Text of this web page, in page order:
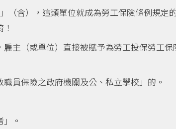
（含），這類單位就成為勞工保險條例規定
主（或單位）直接被賦予為勞工投保勞工保
員保險之政府機關及公、私立學校」的。
。